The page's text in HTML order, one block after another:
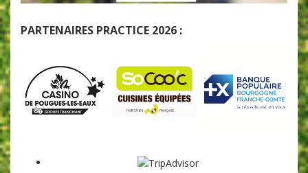
PARTENAIRES PRACTICE 2026 :